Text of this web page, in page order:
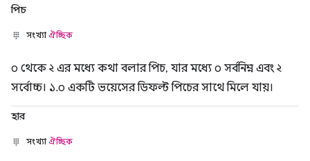
পিচ
সংখ্যাঐচ্ছিক
০ থেকে ২ এর মধ্যে কথা বলার পিচ, যার মধ্যে ০ সর্বনিম্ন এবং ২
সর্বোচ্চ। ১.০ একটি ভয়েসের ডিফল্ট পিচের সাথে মিলে যায়।
হার
সংখ্যাঐচ্ছিক